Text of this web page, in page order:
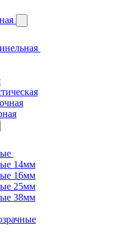
14мм
16мм
25мм
38мм